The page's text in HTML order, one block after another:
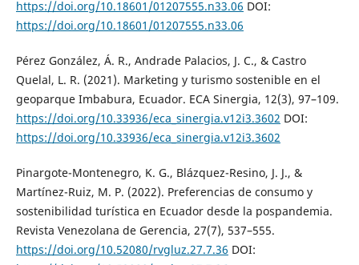
https://doi.org/10.18601/01207555.n33.06 DOI:
https://doi.org/10.18601/01207555.n33.06
Pérez González, Á. R., Andrade Palacios, J. C., & Castro
Quelal, L. R. (2021). Marketing y turismo sostenible en el
geoparque Imbabura, Ecuador. ECA Sinergia, 12(3), 97–109.
https://doi.org/10.33936/eca_sinergia.v12i3.3602 DOI:
https://doi.org/10.33936/eca_sinergia.v12i3.3602
Pinargote-Montenegro, K. G., Blázquez-Resino, J. J., &
Martínez-Ruiz, M. P. (2022). Preferencias de consumo y
sostenibilidad turística en Ecuador desde la pospandemia.
Revista Venezolana de Gerencia, 27(7), 537–555.
https://doi.org/10.52080/rvgluz.27.7.36 DOI: